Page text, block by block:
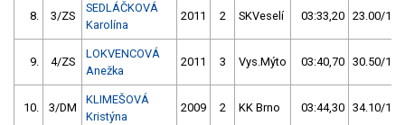
8. 3/ZS
SEDLÁČKOVÁ
Karolína
2011 2 SKVeselí 03:33,20 23.00/
9. 4/ZS
LOKVENCOVÁ
Anežka
2011 3 Vys.Mýto 03:40,70 30.50/
10. 3/DM
KLIMEŠOVÁ
Kristýna
2009 2 KK Brno 03:44,30 34.10/